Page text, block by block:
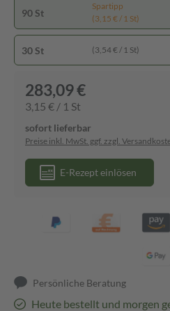
90 St
Spartipp
(3,15 € / 1 St)
30 St (3,54 € / 1 St)
283,09 €
3,15 € / 1 St
sofort lieferbar
Preise inkl. MwSt. ggf. zzgl.
E-Rezept einlösen
Persönliche Beratung
Heute bestellt und morgen